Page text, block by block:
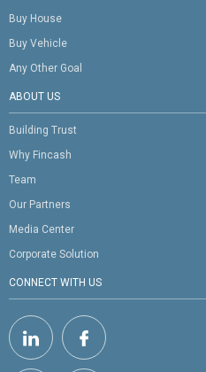
Buy House
Buy Vehicle
Any Other Goal
ABOUT US
Building Trust
Why Fincash
Team
Our Partners
Media Center
Corporate Solution
CONNECT WITH US